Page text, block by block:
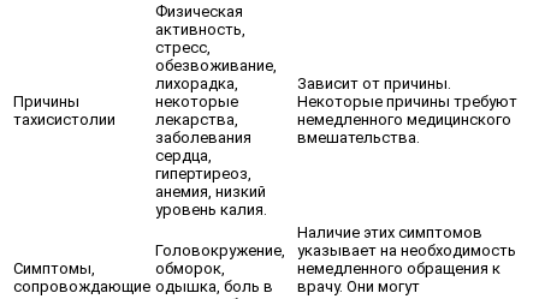
Причины
тахисистолии
Физическая
активность,
стресс,
обезвоживание,
лихорадка,
некоторые
лекарства,
заболевания
сердца,
гипертиреоз,
анемия, низкий
уровень калия.
Зависит от причины.
Некоторые причины требуют
немедленного медицинского
вмешательства.
Симптомы,
сопровождающие
Головокружение,
обморок,
одышка, боль в
Наличие этих симптомов
указывает на необходимость
немедленного обращения к
врачу. Они могут